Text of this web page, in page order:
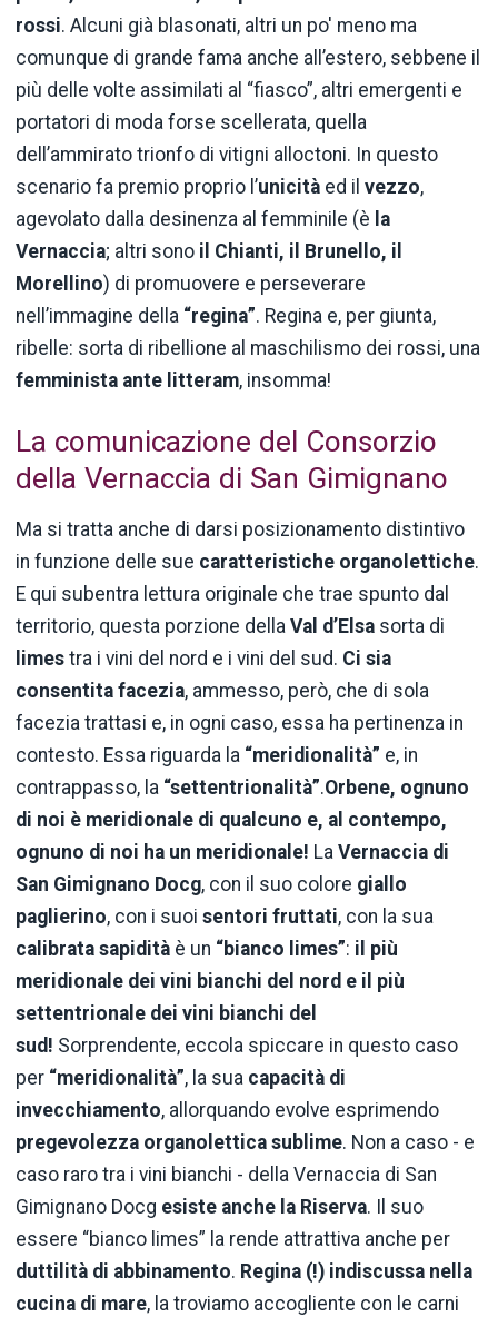
rossi. Alcuni già blasonati, altri un po' meno ma
comunque di grande fama anche all’estero, sebbene il
più delle volte assimilati al “fiasco”, altri emergenti e
portatori di moda forse scellerata, quella
dell’ammirato trionfo di vitigni alloctoni. In questo
scenario fa premio proprio l’unicità ed il vezzo,
agevolato dalla desinenza al femminile (è la
Vernaccia; altri sono il Chianti, il Brunello, il
Morellino) di promuovere e perseverare
nell’immagine della “regina”. Regina e, per giunta,
ribelle: sorta di ribellione al maschilismo dei rossi, una
femminista ante litteram, insomma!
La comunicazione del Consorzio
della Vernaccia di San Gimignano
Ma si tratta anche di darsi posizionamento distintivo
in funzione delle sue caratteristiche organolettiche.
E qui subentra lettura originale che trae spunto dal
territorio, questa porzione della Val d’Elsa sorta di
limes tra i vini del nord e i vini del sud. Ci sia
consentita facezia, ammesso, però, che di sola
facezia trattasi e, in ogni caso, essa ha pertinenza in
contesto. Essa riguarda la “meridionalità” e, in
contrappasso, la “settentrionalità”.Orbene, ognuno
di noi è meridionale di qualcuno e, al contempo,
ognuno di noi ha un meridionale! La Vernaccia di
San Gimignano Docg, con il suo colore giallo
paglierino, con i suoi sentori fruttati, con la sua
calibrata sapidità è un “bianco limes”: il più
meridionale dei vini bianchi del nord e il più
settentrionale dei vini bianchi del
sud! Sorprendente, eccola spiccare in questo caso
per “meridionalità”, la sua capacità di
invecchiamento, allorquando evolve esprimendo
pregevolezza organolettica sublime. Non a caso - e
caso raro tra i vini bianchi - della Vernaccia di San
Gimignano Docg esiste anche la Riserva. Il suo
essere “bianco limes” la rende attrattiva anche per
duttilità di abbinamento. Regina (!) indiscussa nella
cucina di mare, la troviamo accogliente con le carni